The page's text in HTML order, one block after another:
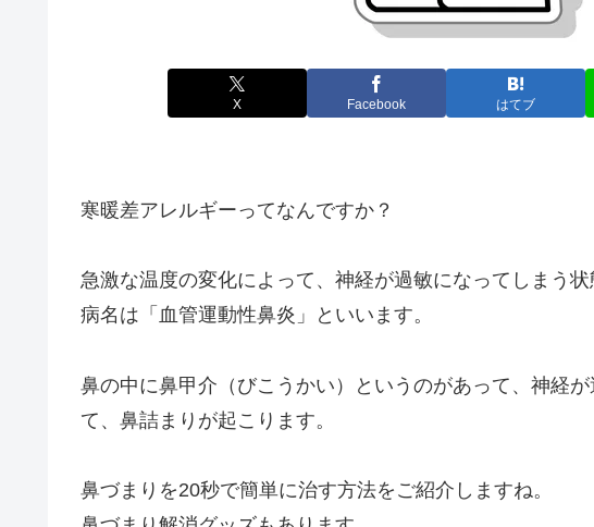
X Facebook はてブ
寒暖差アレルギーってなんですか？
急激な温度の変化によって、神経が過敏になってしまう状
病名は「血管運動性鼻炎」といいます。
鼻の中に鼻甲介（びこうかい）というのがあって、神経
て、鼻詰まりが起こります。
鼻づまりを20秒で簡単に治す方法をご紹介しますね。